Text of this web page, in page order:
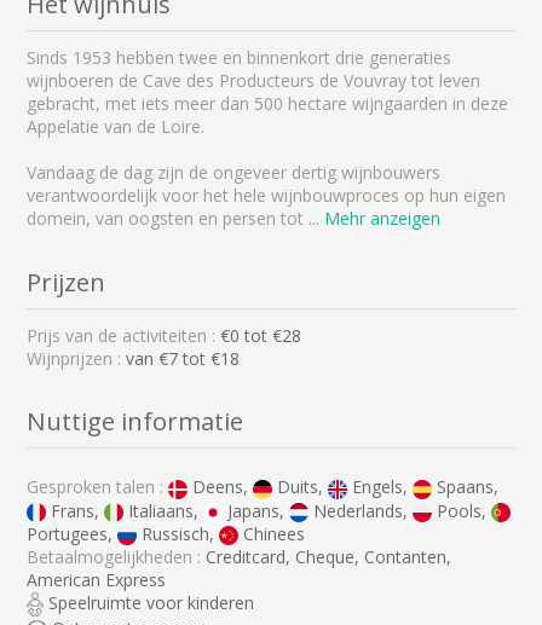
Sinds 1953 hebben twee en binnenkort drie generaties
wijnboeren de Cave des Producteurs de Vouvray tot leven
gebracht, met iets meer dan 500 hectare wijngaarden in deze
Appelatie van de Loire.
Vandaag de dag zijn de ongeveer dertig wijnbouwers
verantwoordelijk voor het hele wijnbouwproces op hun eigen
domein, van oogsten en persen tot ... Mehr anzeigen
Prijzen
Prijs van de activiteiten :€0 tot €28
Wijnprijzen :van €7 tot €18
Nuttige informatie
Gesproken talen : Deens, Duits, Engels,
Spaans,
Frans,
Italiaans, Japans, Nederlands,
Pools,
Portugees,
Russisch,
Chinees
Betaalmogelijkheden : Creditcard, Cheque, Contanten,
American Express
Speelruimte voor kinderen